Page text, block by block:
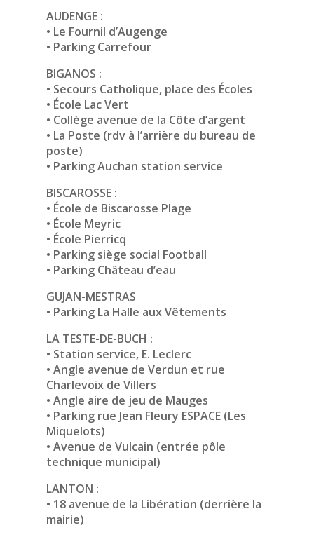
AUDENGE :
• Le Fournil d’Augenge
• Parking Carrefour
BIGANOS :
• Secours Catholique, place des Écoles
• École Lac Vert
• Collège avenue de la Côte d’argent
• La Poste (rdv à l’arrière du bureau de
poste)
• Parking Auchan station service
BISCAROSSE :
• École de Biscarosse Plage
• École Meyric
• École Pierricq
• Parking siège social Football
• Parking Château d’eau
GUJAN-MESTRAS
• Parking La Halle aux Vêtements
LA TESTE-DE-BUCH :
• Station service, E. Leclerc
• Angle avenue de Verdun et rue
Charlevoix de Villers
• Angle aire de jeu de Mauges
• Parking rue Jean Fleury ESPACE (Les
Miquelots)
• Avenue de Vulcain (entrée pôle
technique municipal)
LANTON :
• 18 avenue de la Libération (derrière la
mairie)